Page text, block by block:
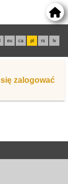
eu ca pl rs lv
zalogować